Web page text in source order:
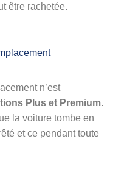
être rachetée.
n’est
Plus et Premium.
la voiture tombe en
et ce pendant toute